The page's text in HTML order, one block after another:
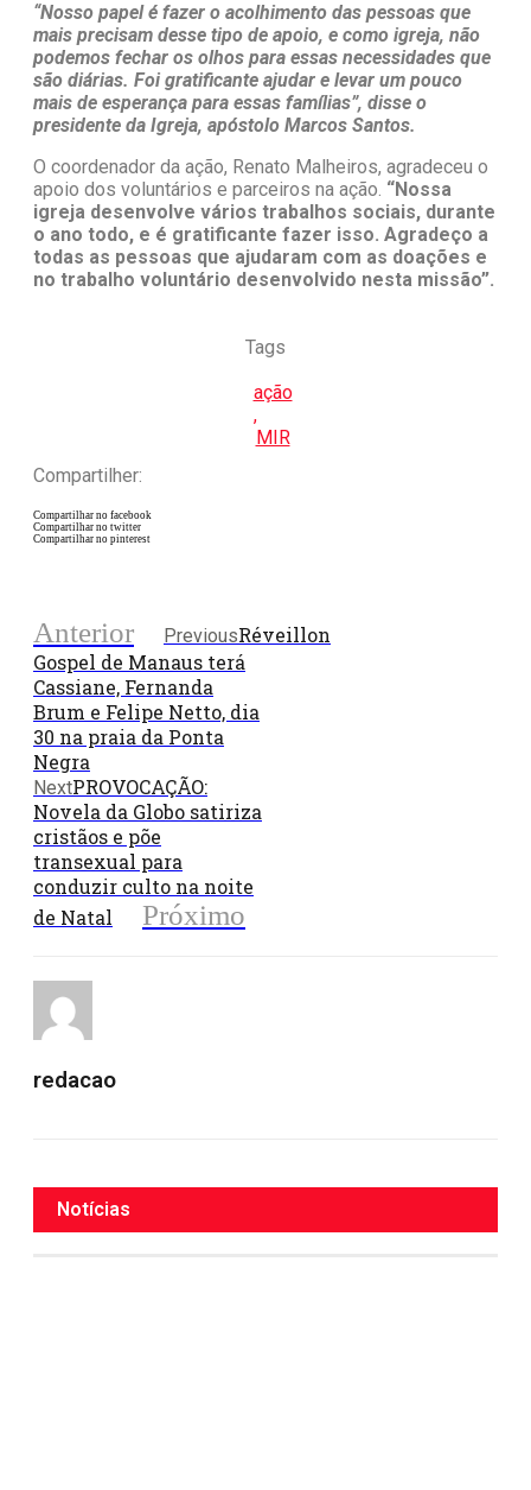
“Nosso papel é fazer o acolhimento das pessoas que
mais precisam desse tipo de apoio, e como igreja, não
podemos fechar os olhos para essas necessidades que
são diárias. Foi gratificante ajudar e levar um pouco
mais de esperança para essas famílias”, disse o
presidente da Igreja, apóstolo Marcos Santos.
O coordenador da ação, Renato Malheiros, agradeceu o
apoio dos voluntários e parceiros na ação. “Nossa
igreja desenvolve vários trabalhos sociais, durante
o ano todo, e é gratificante fazer isso. Agradeço a
todas as pessoas que ajudaram com as doações e
no trabalho voluntário desenvolvido nesta missão”.
Tags
ação
,
MIR
Compartilher:
Compartilhar no facebook
Compartilhar no twitter
Compartilhar no pinterest
Anterior PreviousRéveillon
Gospel de Manaus terá
Cassiane, Fernanda
Brum e Felipe Netto, dia
30 na praia da Ponta
Negra
NextPROVOCAÇÃO:
Novela da Globo satiriza
cristãos e põe
transexual para
conduzir culto na noite
de Natal
Próximo
redacao
Notícias